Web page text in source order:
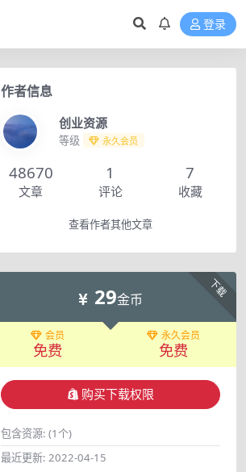
登录
作者信息
创业资源
等级 永久会员
48670
文章
1
评论
7
收藏
查看作者其他文章
下载
29金币
会员
免费
永久会员
免费
购买下载权限
包含资源: (1个)
最近更新: 2022-04-15